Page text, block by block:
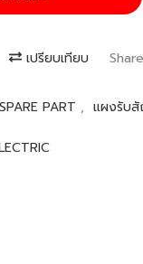
เปรียบเทียบ Share
PART , แผงรับ